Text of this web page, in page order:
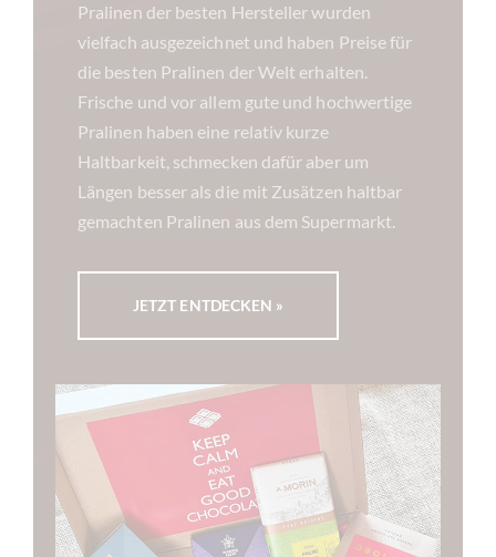
Pralinen der besten Hersteller wurden
vielfach ausgezeichnet und haben Preise für
die besten Pralinen der Welt erhalten.
Frische und vor allem gute und hochwertige
Pralinen haben eine relativ kurze
Haltbarkeit, schmecken dafür aber um
Längen besser als die mit Zusätzen haltbar
gemachten Pralinen aus dem Supermarkt.
JETZT ENTDECKEN »